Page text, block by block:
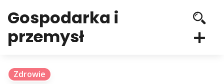
Gospodarka i
przemysł
Zdrowie